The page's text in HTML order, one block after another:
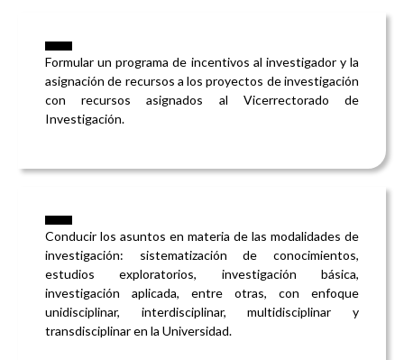
Formular un programa de incentivos al investigador y la
asignación de recursos a los proyectos de investigación
con recursos asignados al Vicerrectorado de
Investigación.
Conducir los asuntos en materia de las modalidades de
investigación: sistematización de conocimientos,
estudios exploratorios, investigación básica,
investigación aplicada, entre otras, con enfoque
unidisciplinar, interdisciplinar, multidisciplinar y
transdisciplinar en la Universidad.